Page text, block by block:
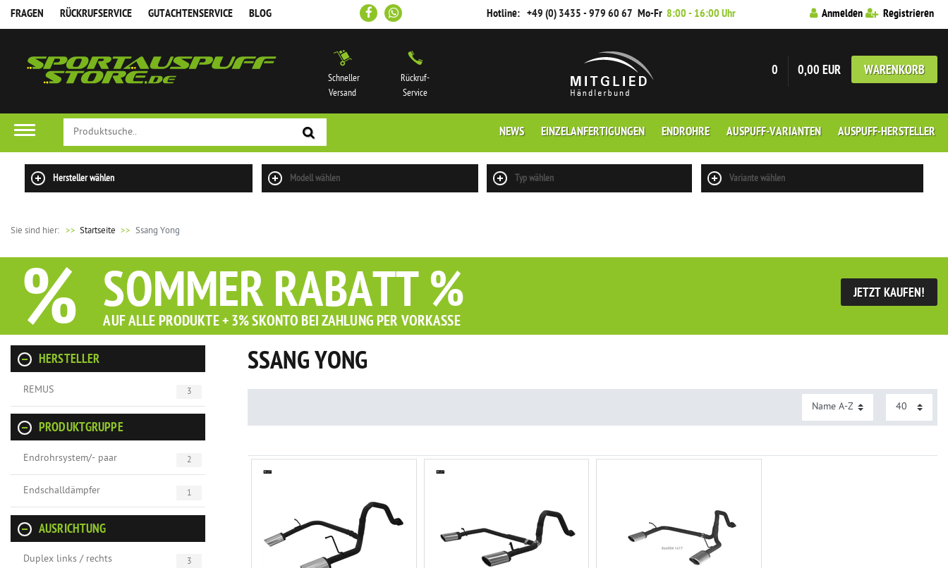
FILTER
FRAGEN RÜCKRUFSERVICE GUTACHTENSERVICE BLOG Hotline: +49 (0) 3435 - 979 60 67 Mo-Fr 8:00 - 16:00 Uhr Anmelden Registrieren
0 0,00 EUR WARENKORB
Schneller
Versand
Rückruf-
Service
NEWS EINZELANFERTIGUNGEN ENDROHRE AUSPUFF-VARIANTEN AUSPUFF-HERSTELLER
Hersteller wählen Modell wählen Typ wählen Variante wählen
Sie sind hier: >> Startseite Ssang Yong
% SOMMER RABATT %
AUF ALLE PRODUKTE + 3% SKONTO BEI ZAHLUNG PER VORKASSE
JETZT KAUFEN!
HERSTELLER
REMUS 3
PRODUKTGRUPPE
Endrohrsystem/- paar 2
Endschalldämpfer 1
AUSRICHTUNG
Duplex links / rechts 3
SSANG YONG